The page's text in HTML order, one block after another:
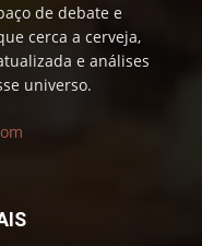
de debate e
cerca a cerveja,
e análises
universo.